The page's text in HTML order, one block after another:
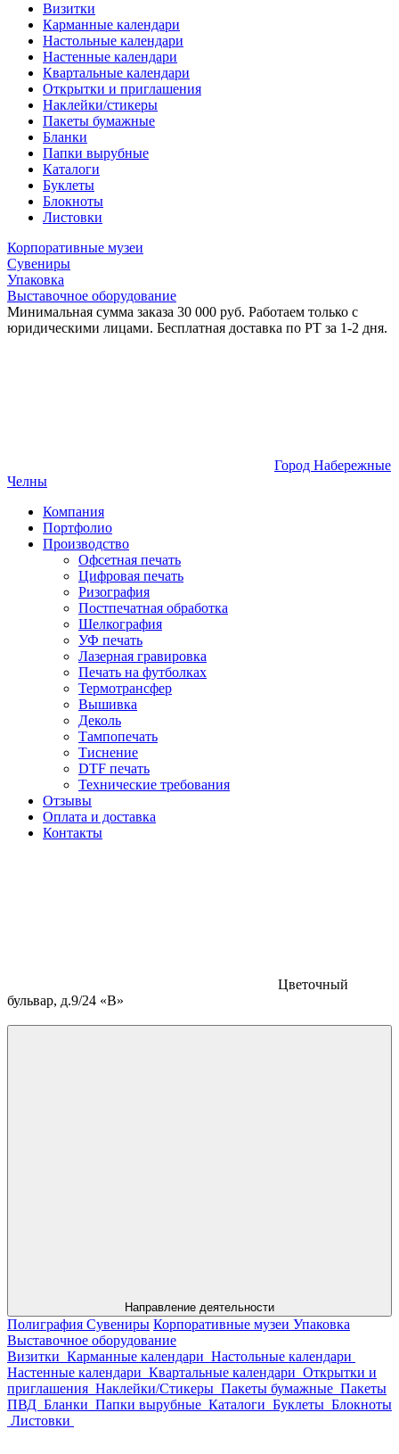
Визитки
Карманные календари
Настольные календари
Настенные календари
Квартальные календари
Открытки и приглашения
Наклейки/стикеры
Пакеты бумажные
Бланки
Папки вырубные
Каталоги
Буклеты
Блокноты
Листовки
Корпоративные музеи
Сувениры
Упаковка
Выставочное оборудование
Минимальная сумма заказа 30 000 руб. Работаем только с
юридическими лицами. Бесплатная доставка по РТ за 1-2 дня.
Город Набережные
Челны
Компания
Портфолио
Производство
Офсетная печать
Цифровая печать
Ризография
Постпечатная обработка
Шелкография
УФ печать
Лазерная гравировка
Печать на футболках
Термотрансфер
Вышивка
Деколь
Тампопечать
Тиснение
DTF печать
Технические требования
Отзывы
Оплата и доставка
Контакты
Цветочный
бульвар, д.9/24 «В»
Направление деятельности
Полиграфия Сувениры Корпоративные музеи Упаковка
Выставочное оборудование
Визитки Карманные календари Настольные календари
Настенные календари Квартальные календари Открытки и
приглашения Наклейки/Стикеры Пакеты бумажные Пакеты
ПВД Бланки Папки вырубные Каталоги Буклеты Блокноты
Листовки